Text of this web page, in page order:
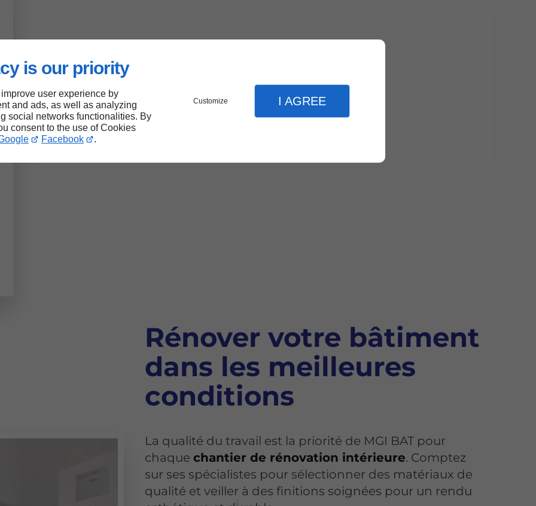
is our priority
user experience by
and ads, as well as analyzing
social networks functionalities. By
consent to the use of Cookies
Facebook .
Customize I AGREE
Rénover votre bâtiment
dans les meilleures
conditions
La qualité du travail est la priorité de MGI BAT pour
chaque chantier de rénovation intérieure. Comptez
sur ses spécialistes pour sélectionner des matériaux de
qualité et veiller à des finitions soignées pour un rendu